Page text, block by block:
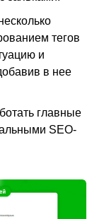
тегов
и
в нее
главные
SEO-